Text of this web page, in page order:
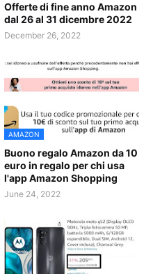
Offerte di fine anno Amazon
dal 26 al 31 dicembre 2022
December 26, 2022
AMAZON
Buono regalo Amazon da 10
euro in regalo per chi usa
l'app Amazon Shopping
June 24, 2022